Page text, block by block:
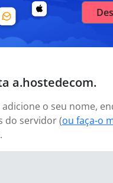
a.hostedecom.
o seu nome,
do servidor (ou faça-o